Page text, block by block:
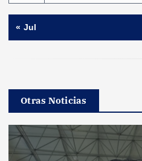
« Jul
Otras Noticias